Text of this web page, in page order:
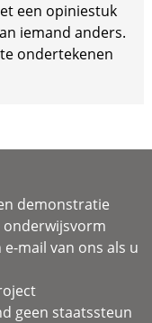
een opiniestuk
iemand anders.
ondertekenen
demonstratie
onderwijsvorm
mail van ons als u
geen staatssteun